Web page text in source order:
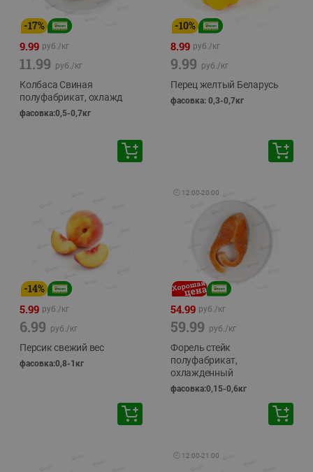
-17%
9.99 руб./кг
11.99 руб./кг
Колбаса Свиная
полуфабрикат, охлажд
фасовка:0,5-0,7кг
-10%
8.99 руб./кг
9.99 руб./кг
Перец желтый Беларусь
фасовка: 0,3-0,7кг
-14%
5.99 руб./кг
6.99 руб./кг
Персик свежий вес
фасовка:0,8-1кг
🕘 12:00-20:00
54.99 руб./кг
59.99 руб./кг
Форель стейк
полуфабрикат,
охлажденный
фасовка:0,15-0,6кг
🕘 12:00-21:00